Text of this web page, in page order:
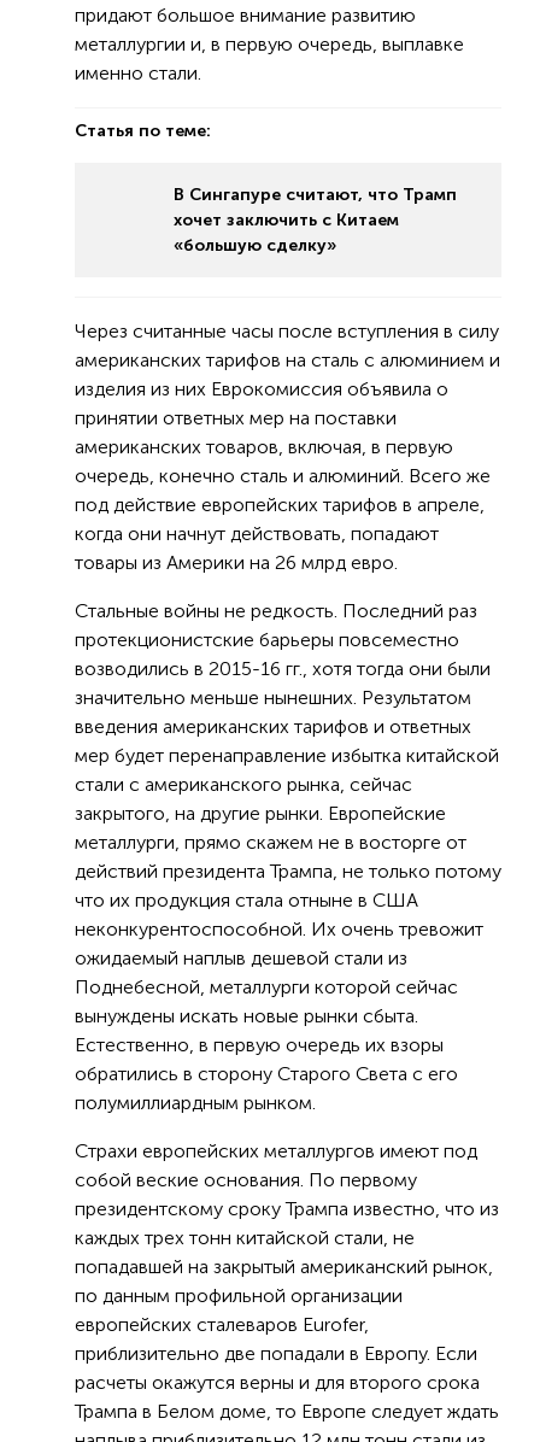
придают большое внимание развитию
металлургии и, в первую очередь, выплавке
именно стали.
Статья по теме:
В Сингапуре считают, что Трамп
хочет заключить с Китаем
«большую сделку»
Через считанные часы после вступления в силу
американских тарифов на сталь с алюминием и
изделия из них Еврокомиссия объявила о
принятии ответных мер на поставки
американских товаров, включая, в первую
очередь, конечно сталь и алюминий. Всего же
под действие европейских тарифов в апреле,
когда они начнут действовать, попадают
товары из Америки на 26 млрд евро.
Стальные войны не редкость. Последний раз
протекционистские барьеры повсеместно
возводились в 2015-16 гг., хотя тогда они были
значительно меньше нынешних. Результатом
введения американских тарифов и ответных
мер будет перенаправление избытка китайской
стали с американского рынка, сейчас
закрытого, на другие рынки. Европейские
металлурги, прямо скажем не в восторге от
действий президента Трампа, не только потому
что их продукция стала отныне в США
неконкурентоспособной. Их очень тревожит
ожидаемый наплыв дешевой стали из
Поднебесной, металлурги которой сейчас
вынуждены искать новые рынки сбыта.
Естественно, в первую очередь их взоры
обратились в сторону Старого Света с его
полумиллиардным рынком.
Страхи европейских металлургов имеют под
собой веские основания. По первому
президентскому сроку Трампа известно, что из
каждых трех тонн китайской стали, не
попадавшей на закрытый американский рынок,
по данным профильной организации
европейских сталеваров Eurofer,
приблизительно две попадали в Европу. Если
расчеты окажутся верны и для второго срока
Трампа в Белом доме, то Европе следует ждать